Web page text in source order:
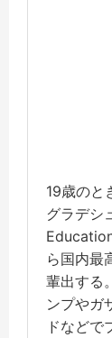
19歳のと
グラデシ
ら国内最
輩出する
ンプやガ
ドなどで